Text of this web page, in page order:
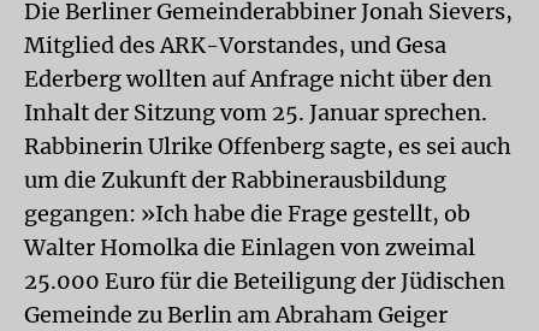
Die Berliner Gemeinderabbiner Jonah Sievers,
Mitglied des ARK-Vorstandes, und Gesa
Ederberg wollten auf Anfrage nicht über den
Inhalt der Sitzung vom 25. Januar sprechen.
Rabbinerin Ulrike Offenberg sagte, es sei auch
um die Zukunft der Rabbinerausbildung
gegangen: »Ich habe die Frage gestellt, ob
Walter Homolka die Einlagen von zweimal
25.000 Euro für die Beteiligung der Jüdischen
Gemeinde zu Berlin am Abraham Geiger